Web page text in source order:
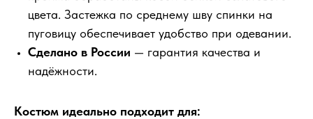
цвета. Застежка по среднему шву спинки на
пуговицу обеспечивает удобство при одевании.
Сделано в России — гарантия качества и
надёжности.
Костюм идеально подходит для: